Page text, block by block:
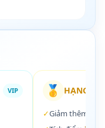
VIP 🥇 HẠNG
✓Giảm thêm